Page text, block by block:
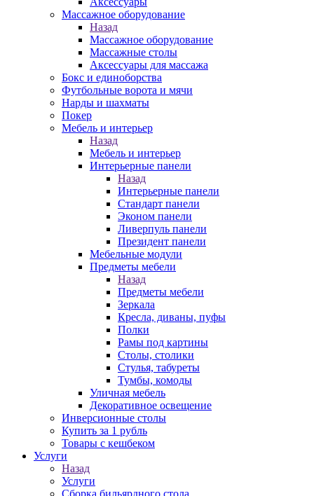
Массажное оборудование
Назад
Массажное оборудование
Массажные столы
Аксессуары для массажа
Бокс и единоборства
Футбольные ворота и мячи
Нарды и шахматы
Покер
Мебель и интерьер
Назад
Мебель и интерьер
Интерьерные панели
Назад
Интерьерные панели
Стандарт панели
Эконом панели
Ливерпуль панели
Президент панели
Мебельные модули
Предметы мебели
Назад
Предметы мебели
Зеркала
Кресла, диваны, пуфы
Полки
Рамы под картины
Столы, столики
Стулья, табуреты
Тумбы, комоды
Уличная мебель
Декоративное освещение
Инверсионные столы
Купить за 1 рубль
Товары с кешбеком
Услуги
Назад
Услуги
Сборка бильярдного стола